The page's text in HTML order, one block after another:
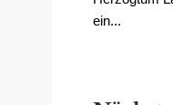
ein...